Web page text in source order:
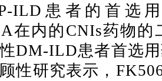
ILD患者的首选
在内的 CNIs药物的
DM-ILD患者首选
性研究表示，